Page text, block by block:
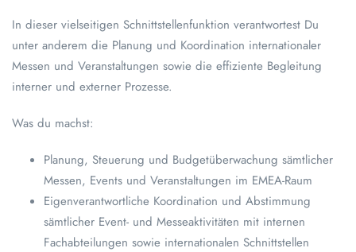
In dieser vielseitigen Schnittstellenfunktion verantwortest Du
unter anderem die Planung und Koordination internationaler
Messen und Veranstaltungen sowie die effiziente Begleitung
interner und externer Prozesse.
Was du machst:
Planung, Steuerung und Budgetüberwachung sämtlicher
Messen, Events und Veranstaltungen im EMEA-Raum
Eigenverantwortliche Koordination und Abstimmung
sämtlicher Event- und Messeaktivitäten mit internen
Fachabteilungen sowie internationalen Schnittstellen